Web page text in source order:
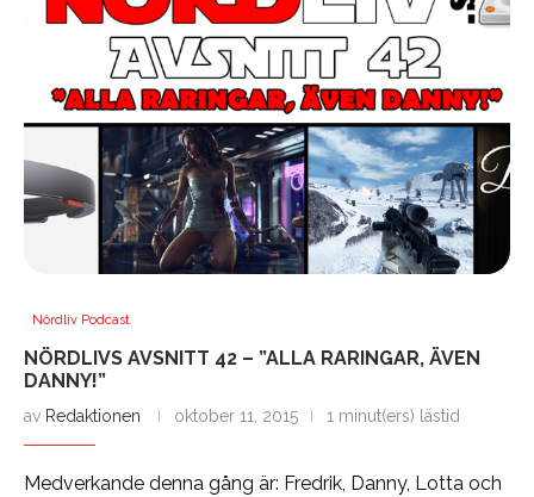
Nördliv Podcast
NÖRDLIVS AVSNITT 42 – ”ALLA RARINGAR, ÄVEN
DANNY!”
av Redaktionen oktober 11, 2015 1 minut(ers) lästid
Medverkande denna gång är: Fredrik, Danny, Lotta och